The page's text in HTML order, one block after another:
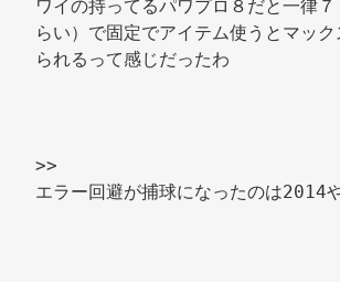
ワイの持ってるパワプロ８だと一律７
らい）で固定でアイテム使うとマッ
られるって感じだったわ
>>
エラー回避が捕球になったのは2014